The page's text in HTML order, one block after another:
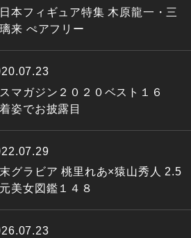
本フィギュア特集 木原龍一・三
来 ぺアフリー
スマガジン２０２０ベスト１６
姿でお披露目
グラビア 桃里れあ×猿山秀人 2.5
美女図鑑１４８